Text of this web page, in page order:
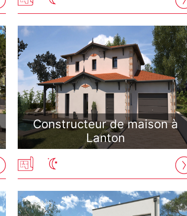
Constructeur de maison à
Lanton